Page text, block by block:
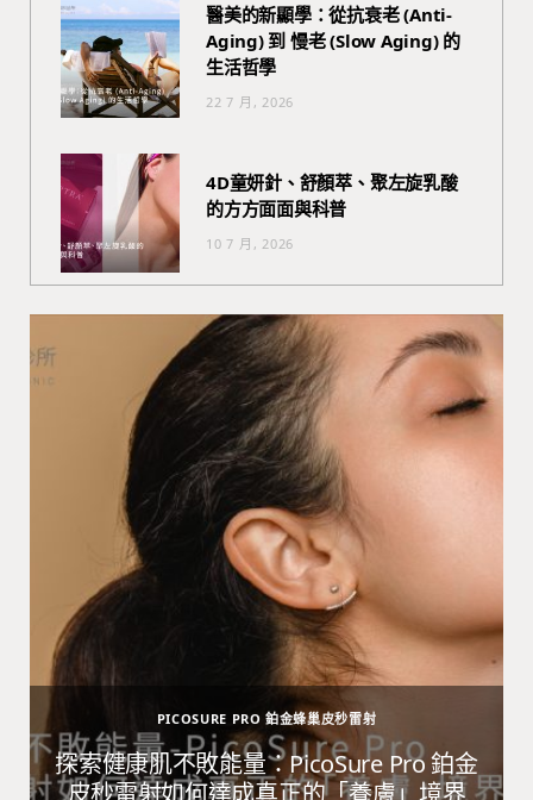
醫美的新顯學：從抗衰老 (Anti-
Aging) 到 慢老 (Slow Aging) 的
生活哲學
22 7 月, 2026
4D童妍針、舒顏萃、聚左旋乳酸
的方方面面與科普
10 7 月, 2026
PICOSURE PRO 鉑金蜂巢皮秒雷射
探索健康肌不敗能量：PicoSure Pro 鉑金
皮秒雷射如何達成真正的「養膚」境界